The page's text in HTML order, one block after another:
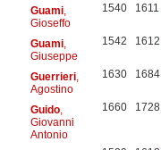
Guami,
Gioseffo
1540 1611
Guami,
Giuseppe
1542 1612
Guerrieri,
Agostino
1630 1684
Guido,
Giovanni
Antonio
1660 1728